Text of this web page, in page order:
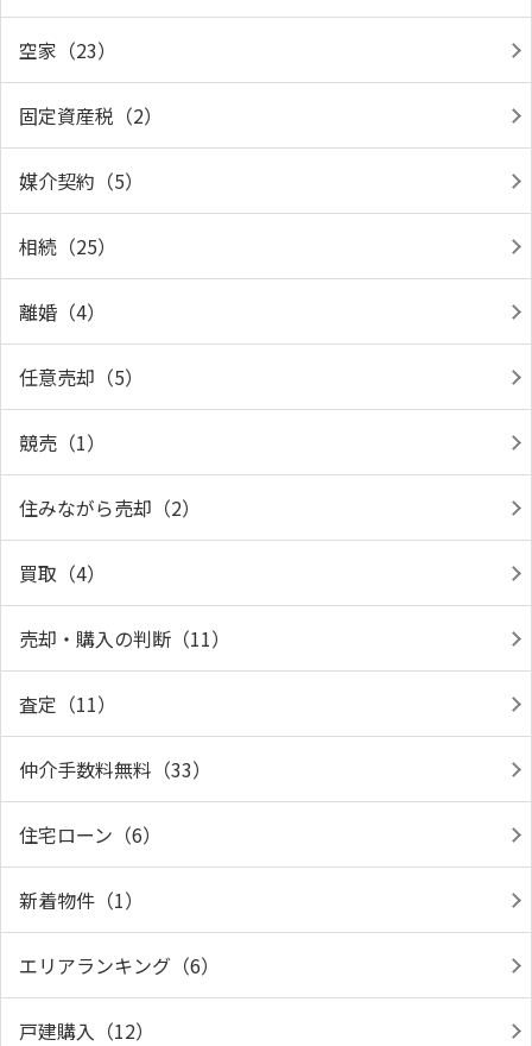
空家（23）
固定資産税（2）
媒介契約（5）
相続（25）
離婚（4）
任意売却（5）
競売（1）
住みながら売却（2）
買取（4）
売却・購入の判断（11）
査定（11）
仲介手数料無料（33）
住宅ローン（6）
新着物件（1）
エリアランキング（6）
戸建購入（12）